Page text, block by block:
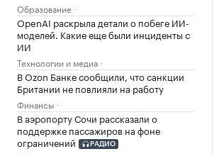
Образование
OpenAI раскрыла детали о побеге ИИ-
моделей. Какие еще были инциденты с
ИИ
Технологии и медиа
В Ozon Банке сообщили, что санкции
Британии не повлияли на работу
Финансы
В аэропорту Сочи рассказали о
поддержке пассажиров на фоне
ограничений
РАДИО